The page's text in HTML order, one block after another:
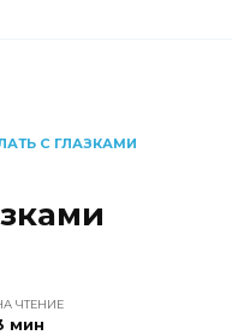
С ГЛАЗКАМИ
ЧТЕНИЕ
мин